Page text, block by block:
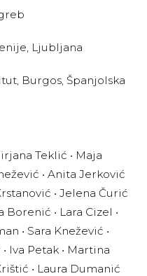
Ljubljana
Burgos, Španjolska
Teklić • Maja
• Anita Jerković
• Jelena Čurić
• Lara Cizel •
• Sara Knežević •
Iva Petak • Martina
• Laura Dumanić